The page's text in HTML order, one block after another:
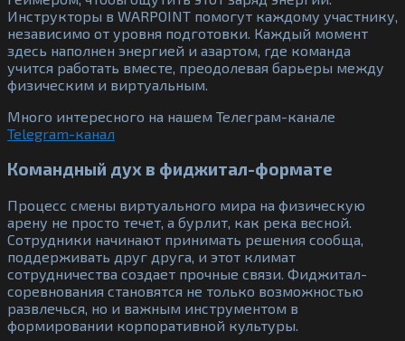
Инструкторы в WARPOINT помогут каждому участнику,
независимо от уровня подготовки. Каждый момент
здесь наполнен энергией и азартом, где команда
учится работать вместе, преодолевая барьеры между
физическим и виртуальным.
Много интересного на нашем Телеграм-канале
Telegram-канал
Командный дух в фиджитал-формате
Процесс смены виртуального мира на физическую
арену не просто течет, а бурлит, как река весной.
Сотрудники начинают принимать решения сообща,
поддерживать друг друга, и этот климат
сотрудничества создает прочные связи. Фиджитал-
соревнования становятся не только возможностью
развлечься, но и важным инструментом в
формировании корпоративной культуры.